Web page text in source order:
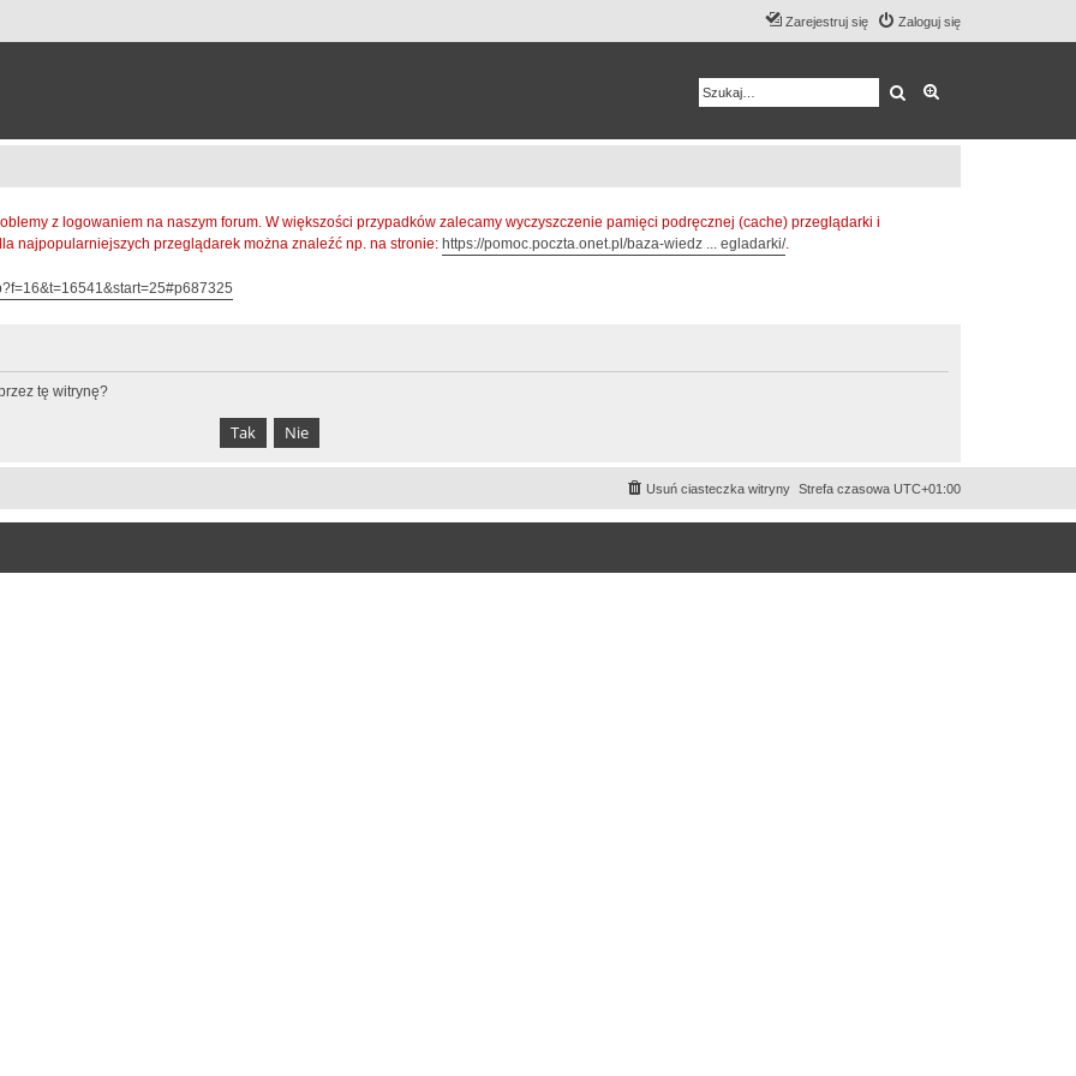
Zaloguj się
Zarejestruj się
Szukaj
z logowaniem na naszym forum. W większości przypadków zalecamy wyczyszczenie pamięci podręcznej (cache) przeglądarki i
najpopularniejszych przeglądarek można znaleźć np. na stronie: https://pomoc.poczta.onet.pl/baza-wiedz ... egladarki/.
tę witrynę?
Strefa czasowa UTC+01:00
Usuń ciasteczka witryny